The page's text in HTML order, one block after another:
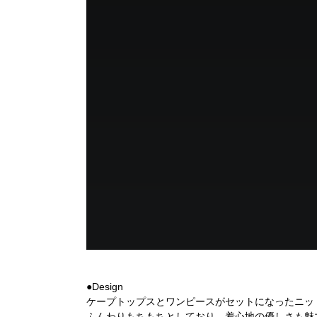
●Design
ケープトップスとワンピースがセットになったニッ